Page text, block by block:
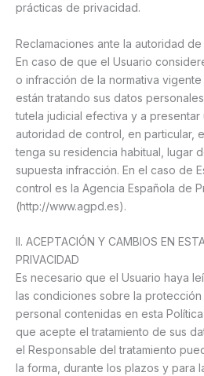
prácticas de privacidad.
Reclamaciones ante la autoridad
En caso de que el Usuario
o infracción de la normativa
están tratando sus datos
tutela judicial efectiva y a presentar
autoridad de control, en particular,
tenga su residencia habitual, lugar
supuesta infracción. En el caso de
control es la Agencia Española de
(http://www.agpd.es).
II. ACEPTACIÓN Y CAMBIOS EN
PRIVACIDAD
Es necesario que el Usuario haya
las condiciones sobre la
personal contenidas en esta
que acepte el tratamiento de sus
el Responsable del tratamiento
la forma, durante los plazos y para